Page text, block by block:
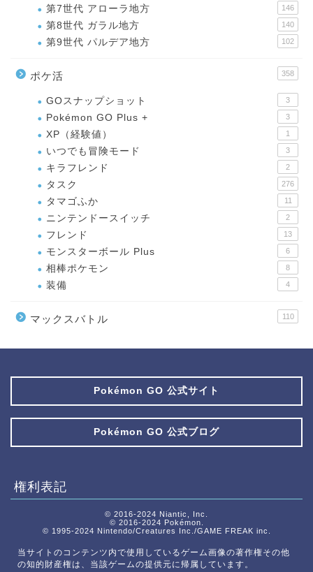
第7世代 アローラ地方 146
第8世代 ガラル地方 140
第9世代 パルデア地方 102
ポケ活 358
GOスナップショット 3
Pokémon GO Plus + 3
XP（経験値） 1
いつでも冒険モード 3
キラフレンド 2
タスク 276
タマゴふか 11
ニンテンドースイッチ 2
フレンド 13
モンスターボール Plus 6
相棒ポケモン 8
装備 4
マックスバトル 110
Pokémon GO 公式サイト
Pokémon GO 公式ブログ
権利表記
© 2016-2024 Niantic, Inc.
© 2016-2024 Pokémon.
© 1995-2024 Nintendo/Creatures Inc./GAME FREAK inc.
当サイトのコンテンツ内で使用しているゲーム画像の著作権その他
の知的財産権は、当該ゲームの提供元に帰属しています。